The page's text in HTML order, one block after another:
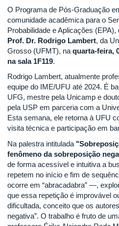
O Programa de Pós-Graduação
comunidade acadêmica para o
Probabilidade e Aplicações
Prof. Dr. Rodrigo Lambert, da
Grosso (UFMT), na quarta-feira,
na sala 1F119.
Rodrigo Lambert, atualmente
equipe do IME/UFU até 2024. É
UFG, mestre pela Unicamp e
pela USP em parceria com a
Esta semana, ele retorna à UFU
visita técnica e participação em
Na palestra intitulada
fenômeno da sobreposição
de forma acessível e intuitiva a
repetem no início e fim de
ocorre em “abracadabra” —,
que essa repetição é improvável
dificultada, conceito que os
negativa”. O trabalho é fruto de